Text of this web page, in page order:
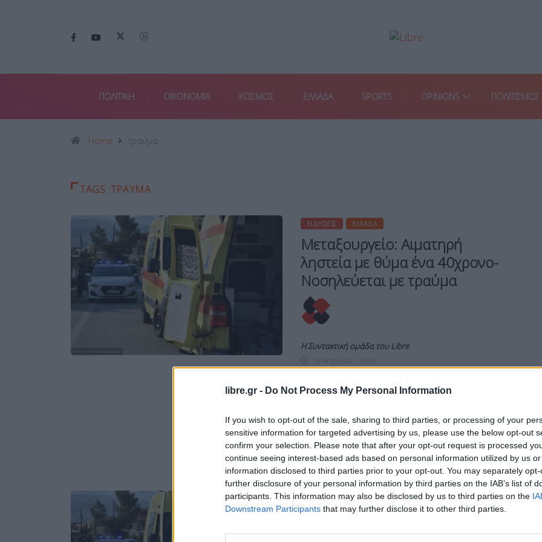
libre.gr - Do Not Process My Personal Information
If you wish to opt-out of the sale, sharing to third parties, or processing of your
sensitive information for targeted advertising by us, please use the below opt-out
confirm your selection. Please note that after your opt-out request is processed
continue seeing interest-based ads based on personal information utilized by us
information disclosed to third parties prior to your opt-out. You may separately
further disclosure of your personal information by third parties on the IAB’s list of
participants. This information may also be disclosed by us to third parties on the
Downstream Participants that may further disclose it to other third parties.
ΠΟΛΙΤΙΚΗ ΟΙΚΟΝΟΜΙΑ ΚΟΣΜΟΣ ΕΛΛΑΔΑ SPORTS OPINIONS ΠΟΛΙΤΙΣΜΟΣ
Home τραύμα
TAGS :ΤΡΑΎΜΑ
ΕΙΔΉΣΕΙΣ ΕΛΛΆΔΑ
Μεταξουργείο: Αιματηρή
ληστεία με θύμα ένα 40χρονο-
Νοσηλεύεται με τραύμα
Η Συντακτική ομάδα του Libre
(16/4) στο Μεταξουργείο, όταν ένας
τραυμάτισε με μαχαίρι για να τον
ληστέψει.
ΠΕΡΙΣΣΌΤΕΡΑ ...
ΕΙΔΉΣΕΙΣ ΕΛΛΆΔΑ
Σέρρες: Στο Νοσοκομείο
23χρονη με τραύμα στον μηρό